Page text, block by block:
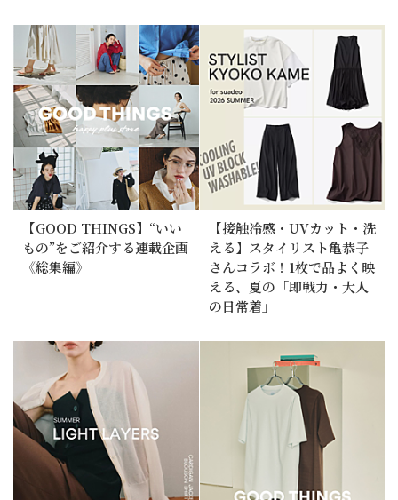
【GOOD THINGS】“いい
もの”をご紹介する連載企画
《総集編》
【接触冷感・UVカット・洗
える】スタイリスト亀恭子
さんコラボ！1枚で品よく映
える、夏の「即戦力・大人
の日常着」